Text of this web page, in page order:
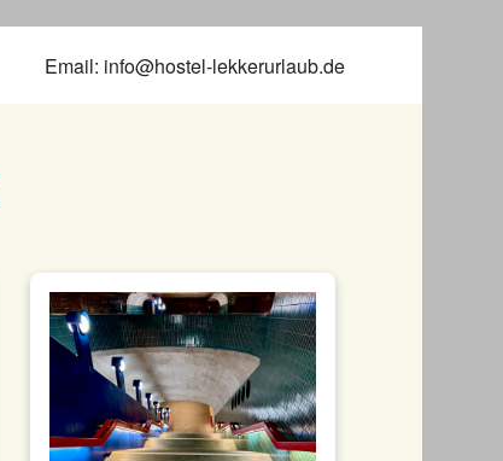
Email: info@hostel-lekkerurlaub.de